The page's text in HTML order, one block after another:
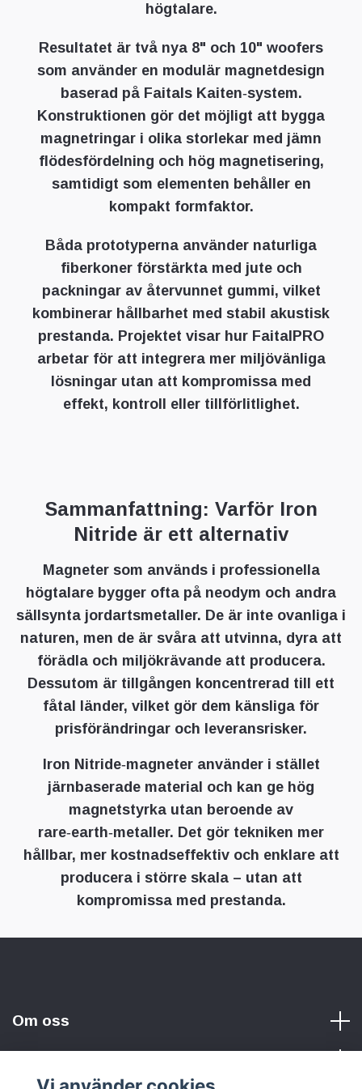
högtalare.
Resultatet är två nya 8" och 10" woofers
som använder en modulär magnetdesign
baserad på Faitals Kaiten‑system.
Konstruktionen gör det möjligt att bygga
magnetringar i olika storlekar med jämn
flödesfördelning och hög magnetisering,
samtidigt som elementen behåller en
kompakt formfaktor.
Båda prototyperna använder naturliga
fiberkoner förstärkta med jute och
packningar av återvunnet gummi, vilket
kombinerar hållbarhet med stabil akustisk
prestanda. Projektet visar hur FaitalPRO
arbetar för att integrera mer miljövänliga
lösningar utan att kompromissa med
effekt, kontroll eller tillförlitlighet.
Sammanfattning: Varför Iron
Nitride är ett alternativ
Magneter som används i professionella
högtalare bygger ofta på neodym och andra
sällsynta jordartsmetaller. De är inte ovanliga i
naturen, men de är svåra att utvinna, dyra att
förädla och miljökrävande att producera.
Dessutom är tillgången koncentrerad till ett
fåtal länder, vilket gör dem känsliga för
prisförändringar och leveransrisker.
Iron Nitride‑magneter använder i stället
järnbaserade material och kan ge hög
magnetstyrka utan beroende av
rare‑earth‑metaller. Det gör tekniken mer
hållbar, mer kostnadseffektiv och enklare att
producera i större skala – utan att
kompromissa med prestanda.
Om oss